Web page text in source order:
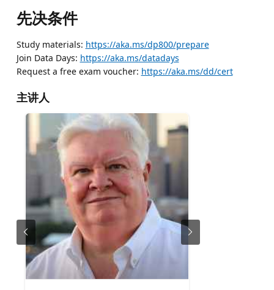
先决条件
Study materials: https://aka.ms/dp800/prepare
Join Data Days: https://aka.ms/datadays
Request a free exam voucher: https://aka.ms/dd/cert
主讲人